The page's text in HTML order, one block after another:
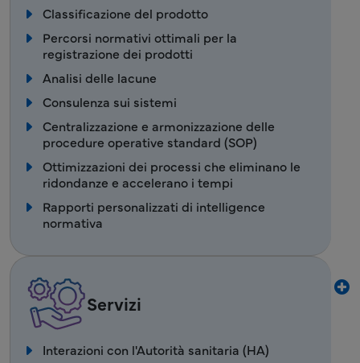
Classificazione del prodotto
Percorsi normativi ottimali per la
registrazione dei prodotti
Analisi delle lacune
Consulenza sui sistemi
Centralizzazione e armonizzazione delle
procedure operative standard (SOP)
Ottimizzazioni dei processi che eliminano le
ridondanze e accelerano i tempi
Rapporti personalizzati di intelligence
normativa
Servizi
Interazioni con l'Autorità sanitaria (HA)